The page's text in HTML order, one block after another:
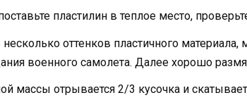
пластилин в теплое место,
оттенков пластичного
военного самолета. Далее хорошо
массы отрывается 2/3 кусочка и